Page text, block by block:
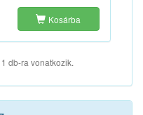
Kosárba
db-ra vonatkozik.